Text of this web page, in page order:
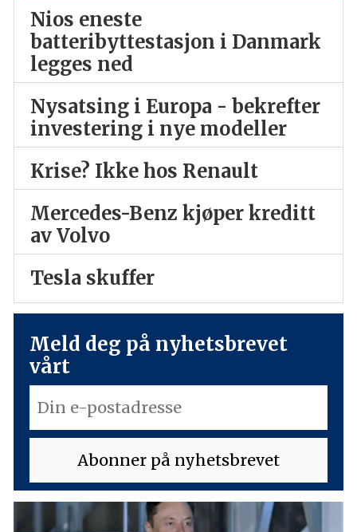
Nios eneste
batteribyttestasjon i Danmark
legges ned
Nysatsing i Europa - bekrefter
investering i nye modeller
Krise? Ikke hos Renault
Mercedes-Benz kjøper kreditt
av Volvo
Tesla skuffer
Meld deg på nyhetsbrevet
vårt